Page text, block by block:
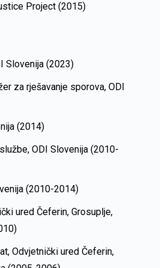
Project (2015)
Slovenija (2023)
za rješavanje sporova, ODI
(2014)
ODI Slovenija (2010-
(2010-2014)
ured Čeferin, Grosuplje,
Odvjetnički ured Čeferin,